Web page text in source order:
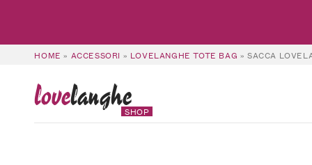
HOME » ACCESSORI » LOVELANGHE TOTE BAG » SACCA
lovelanghe
SHOP